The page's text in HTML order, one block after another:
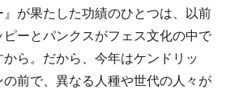
が果たした功績のひとつは、以前
ーとパンクスがフェス文化の中で
ら。だから、今年はケンドリッ
前で、異なる人種や世代の人々が